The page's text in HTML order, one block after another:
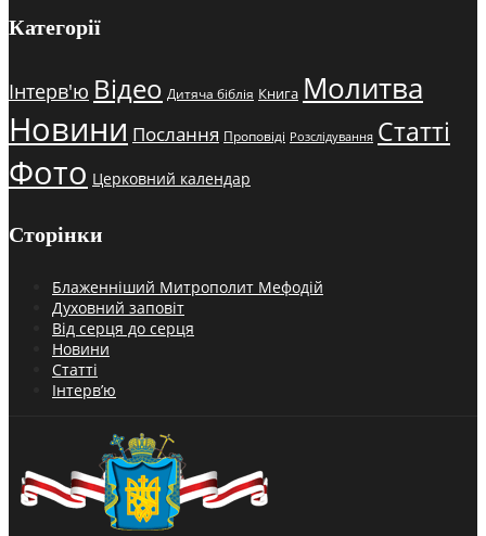
Категорії
Інтерв'ю Відео Дитяча біблія Книга Молитва
Новини Послання Проповіді Розслідування Статті
Фото Церковний календар
Сторінки
Блаженніший Митрополит Мефодій
Духовний заповіт
Від серця до серця
Новини
Статті
Інтерв’ю